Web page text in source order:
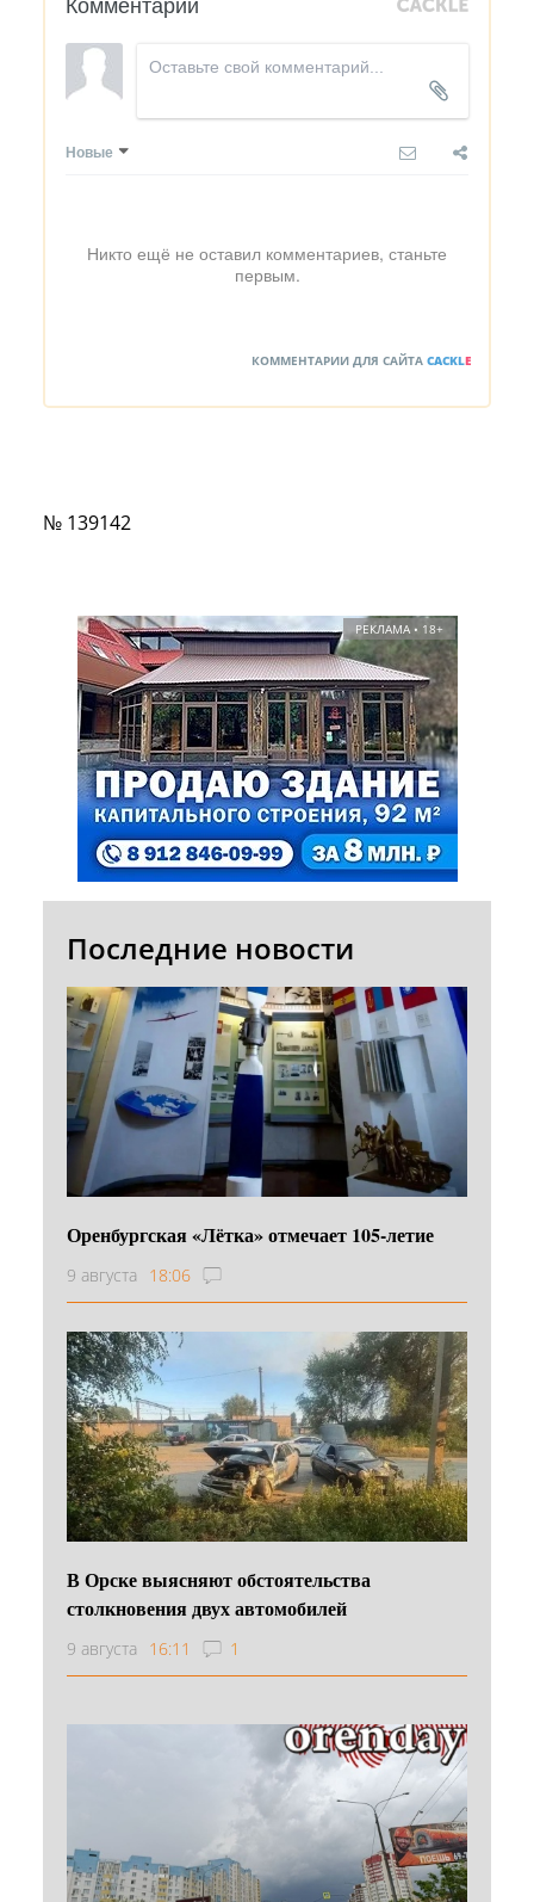
Новые
Никто ещё не оставил комментариев, станьте
первым.
КОММЕНТАРИИ ДЛЯ САЙТА CACKLE
№ 139142
РЕКЛАМА • 18+
Последние новости
Оренбургская «Лётка» отмечает 105-летие
9 августа 18:06
В Орске выясняют обстоятельства
столкновения двух автомобилей
9 августа 16:11 1